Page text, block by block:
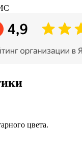
цвета.